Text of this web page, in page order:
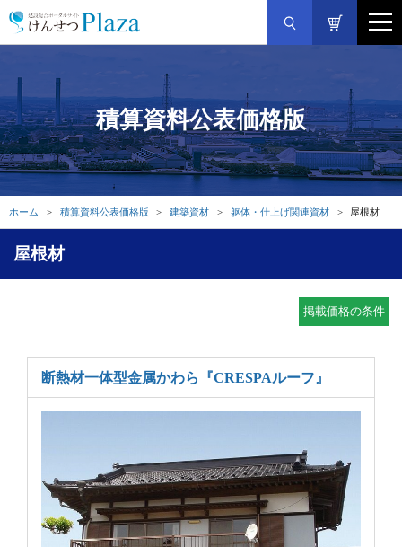
積算資料公表価格版
ホーム 積算資料公表価格版 建築資材 躯体・仕上げ関連資材 屋根材
屋根材
掲載価格の条件
断熱材一体型金属かわら 『CRESPAルーフ』